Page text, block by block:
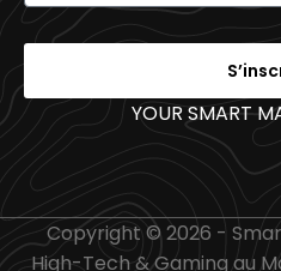
YOUR SMART
Copyright © 2026 -
High-Tech & Gaming au